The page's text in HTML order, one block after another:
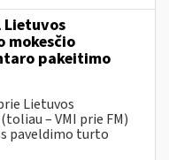
Lietuvos
mokesčio
pakeitimo
Lietuvos
– VMI prie FM)
paveldimo turto